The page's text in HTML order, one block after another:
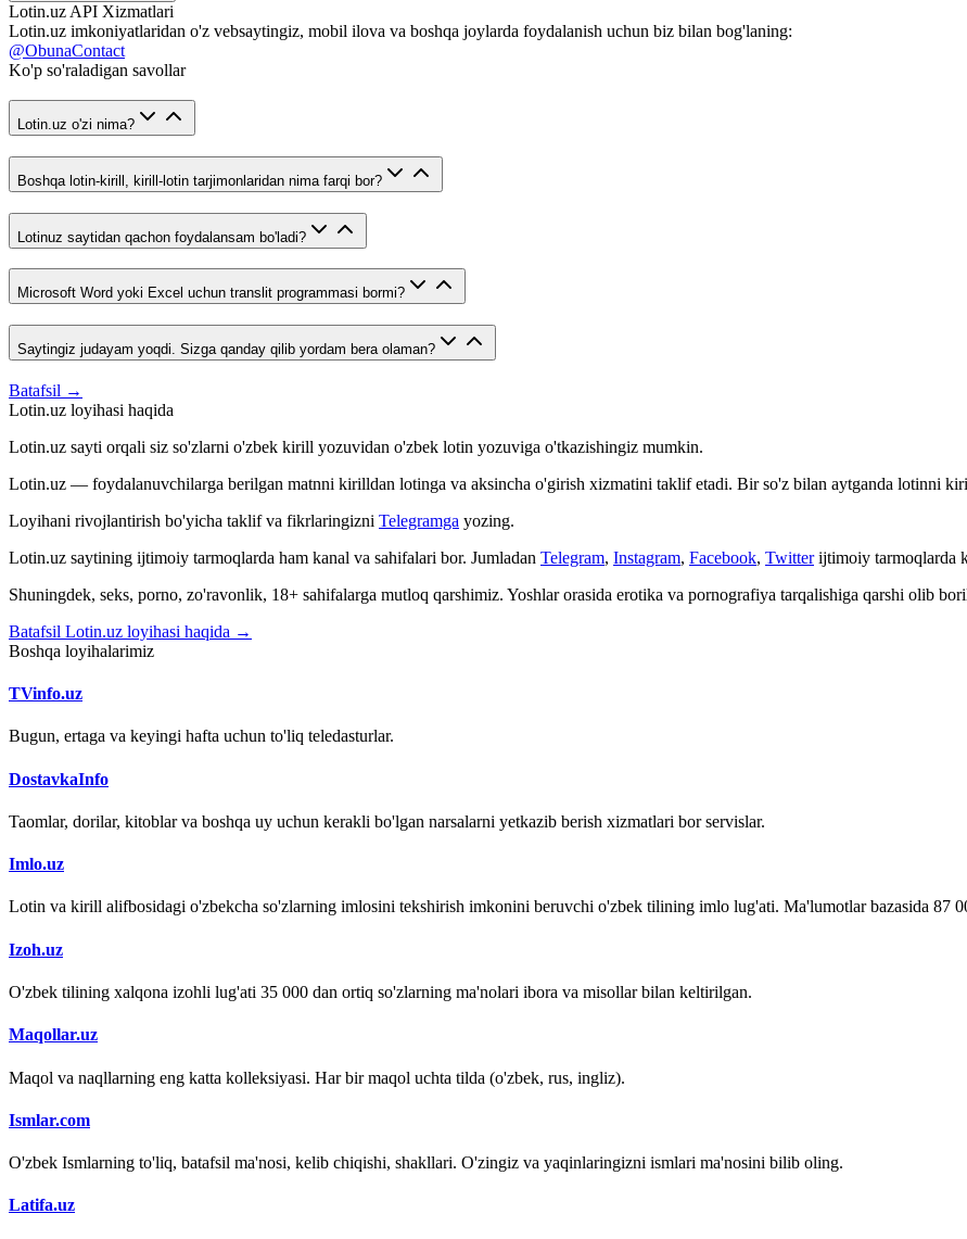
Lotin.uz API Xizmatlari
Lotin.uz imkoniyatlaridan o'z vebsaytingiz, mobil ilova va boshqa joylarda foydalanish uchun biz bilan bog'laning:
@ObunaContact
Ko'p so'raladigan savollar
Lotin.uz o'zi nima?
Boshqa lotin-kirill, kirill-lotin tarjimonlaridan nima farqi bor?
Lotinuz saytidan qachon foydalansam bo'ladi?
Microsoft Word yoki Excel uchun translit programmasi bormi?
Saytingiz judayam yoqdi. Sizga qanday qilib yordam bera olaman?
Batafsil →
Lotin.uz loyihasi haqida
Lotin.uz sayti orqali siz so'zlarni o'zbek kirill yozuvidan o'zbek lotin yozuviga o'tkazishingiz mumkin.
Lotin.uz — foydalanuvchilarga berilgan matnni kirilldan lotinga va aksincha o'girish xizmatini taklif etadi. Bir so'z bilan aytganda lotinni
Loyihani rivojlantirish bo'yicha taklif va fikrlaringizni Telegramga yozing.
Lotin.uz saytining ijtimoiy tarmoqlarda ham kanal va sahifalari bor. Jumladan Telegram, Instagram, Facebook, Twitter ijtimoiy tarmoqlarda
Shuningdek, seks, porno, zo'ravonlik, 18+ sahifalarga mutloq qarshimiz. Yoshlar orasida erotika va pornografiya tarqalishiga qarshi olib
Batafsil Lotin.uz loyihasi haqida →
Boshqa loyihalarimiz
TVinfo.uz
Bugun, ertaga va keyingi hafta uchun to'liq teledasturlar.
DostavkaInfo
Taomlar, dorilar, kitoblar va boshqa uy uchun kerakli bo'lgan narsalarni yetkazib berish xizmatlari bor servislar.
Imlo.uz
Lotin va kirill alifbosidagi o'zbekcha so'zlarning imlosini tekshirish imkonini beruvchi o'zbek tilining imlo lug'ati. Ma'lumotlar bazasida 87
Izoh.uz
O'zbek tilining xalqona izohli lug'ati 35 000 dan ortiq so'zlarning ma'nolari ibora va misollar bilan keltirilgan.
Maqollar.uz
Maqol va naqllarning eng katta kolleksiyasi. Har bir maqol uchta tilda (o'zbek, rus, ingliz).
Ismlar.com
O'zbek Ismlarning to'liq, batafsil ma'nosi, kelib chiqishi, shakllari. O'zingiz va yaqinlaringizni ismlari ma'nosini bilib oling.
Latifa.uz